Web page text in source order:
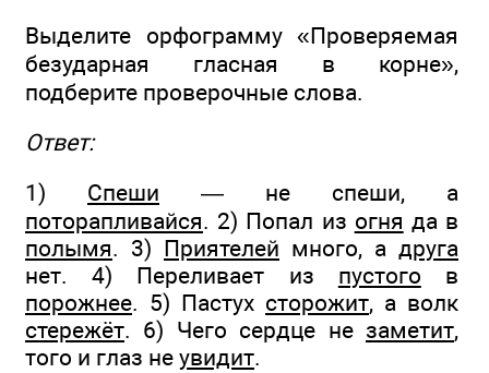
Выделите орфограмму «Проверяемая
безударная гласная в корне»,
подберите проверочные слова.
Ответ:
1) Спеши — не спеши, а
поторапливайся. 2) Попал из огня да в
полымя. 3) Приятелей много, а друга
нет. 4) Переливает из пустого в
порожнее. 5) Пастух сторожит, а волк
стережёт. 6) Чего сердце не заметит,
того и глаз не увидит.